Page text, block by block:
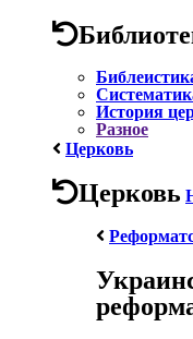
История
Разное
Церковь
Церковь